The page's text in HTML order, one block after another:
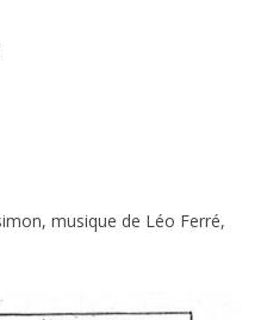
musique de Léo Ferré,